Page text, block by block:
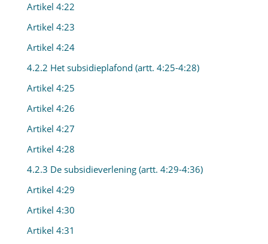
Artikel 4:22
Artikel 4:23
Artikel 4:24
4.2.2 Het subsidieplafond (artt. 4:25-4:28)
Artikel 4:25
Artikel 4:26
Artikel 4:27
Artikel 4:28
4.2.3 De subsidieverlening (artt. 4:29-4:36)
Artikel 4:29
Artikel 4:30
Artikel 4:31